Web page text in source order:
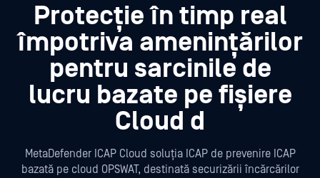
Protecție în timp real
împotriva amenințărilor
pentru sarcinile de
lucru bazate pe fișiere
Cloud d
MetaDefender ICAP Cloud soluția ICAP de prevenire ICAP
bazată pe cloud OPSWAT, destinată securizării încărcărilor